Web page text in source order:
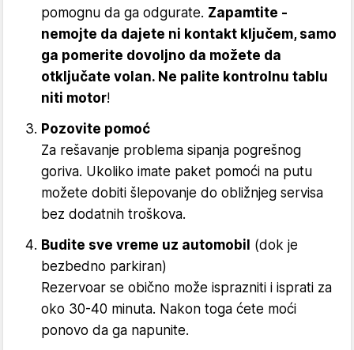
pomognu da ga odgurate. Zapamtite -
nemojte da dajete ni kontakt ključem, samo
ga pomerite dovoljno da možete da
otključate volan. Ne palite kontrolnu tablu
niti motor!
Pozovite pomoć
Za rešavanje problema sipanja pogrešnog
goriva. Ukoliko imate paket pomoći na putu
možete dobiti šlepovanje do obližnjeg servisa
bez dodatnih troškova.
Budite sve vreme uz automobil (dok je
bezbedno parkiran)
Rezervoar se obično može isprazniti i isprati za
oko 30-40 minuta. Nakon toga ćete moći
ponovo da ga napunite.